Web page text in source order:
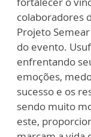
colaboradores
Projeto
do evento.
enfrentando
emoções,
sucesso e os
sendo muito
este,